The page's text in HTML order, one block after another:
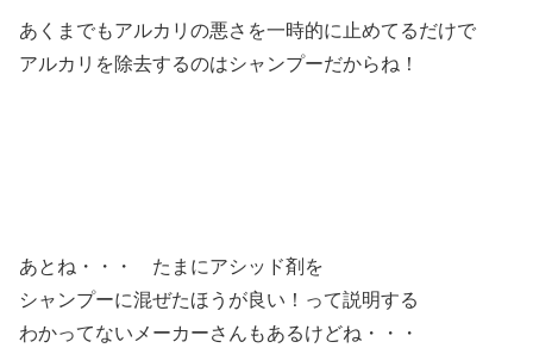
あくまでもアルカリの悪さを一時的に止めてるだけで
アルカリを除去するのはシャンプーだからね！
あとね・・・ たまにアシッド剤を
シャンプーに混ぜたほうが良い！って説明する
わかってないメーカーさんもあるけどね・・・